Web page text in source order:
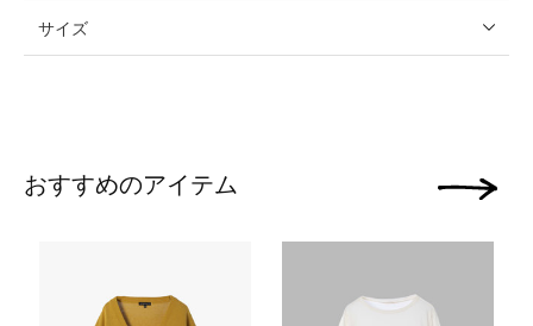
サイズ
おすすめのアイテム 次の画像